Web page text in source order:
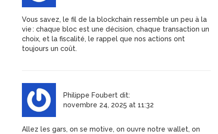
Vous savez, le fil de la blockchain ressemble un peu à la
vie : chaque bloc est une décision, chaque transaction un
choix, et la fiscalité, le rappel que nos actions ont
toujours un coût.
Philippe Foubert dit:
novembre 24, 2025 at 11:32
Allez les gars, on se motive, on ouvre notre wallet, on